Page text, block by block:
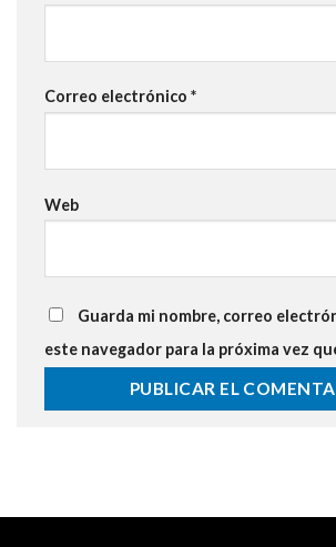
Correo electrónico *
Web
Guarda mi nombre, correo
este navegador para la próxima vez